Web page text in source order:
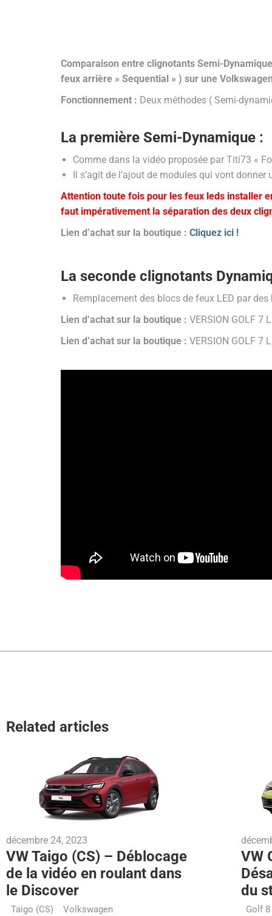
Comparaison entre clignotants Semi-
feux arrière » Sequential » ) sur une
Fonctionnement : Deux méthodes ( Semi-
La première Semi-Dynamique :
Comme dans la vidéo proposée par Titi73 «
Il s’agit de l’ajout de modules qui vont
Attention toute fois pour les feux leds installer
faut impérativement la séparation des deux
Lien d’achat sur la boutique : Cliquez ici !
La seconde clignotants
Remplacement des blocs de feux LED par
Lien d’achat sur la boutique : VERSION GOLF 7
Lien d’achat sur la boutique : VERSION GOLF 7
Related articles
décembre 24, 2023
VW Taigo (CS) – Déblocage
de la vidéo en roulant dans
le Discover
Taigo (CS) Volkswagen
VW
du
Golf 8